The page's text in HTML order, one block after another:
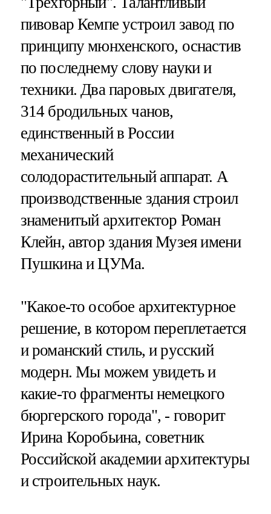
пивовар Кемпе устроил завод по
принципу мюнхенского, оснастив
по последнему слову науки и
техники. Два паровых двигателя,
314 бродильных чанов,
единственный в России
механический
солодорастительный аппарат. А
производственные здания строил
знаменитый архитектор Роман
Клейн, автор здания Музея имени
Пушкина и ЦУМа.
"Какое-то особое архитектурное
решение, в котором переплетается
и романский стиль, и русский
модерн. Мы можем увидеть и
какие-то фрагменты немецкого
бюргерского города", - говорит
Ирина Коробьина, советник
Российской академии архитектуры
и строительных наук.